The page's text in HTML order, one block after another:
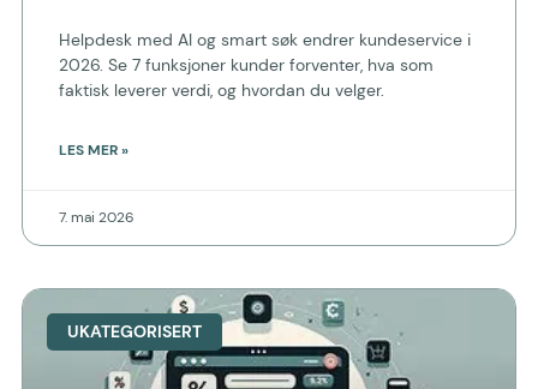
Helpdesk med AI og smart søk endrer kundeservice i
2026. Se 7 funksjoner kunder forventer, hva som
faktisk leverer verdi, og hvordan du velger.
LES MER »
7. mai 2026
UKATEGORISERT